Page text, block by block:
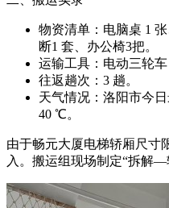
物资清单：电脑桌 1
断1 套、办公椅3把。
运输工具：电动三轮车
往返趟次：3 趟。
天气情况：洛阳市今
40 ℃。
由于畅元大厦电梯轿厢尺寸
入。搬运组现场制定“拆解